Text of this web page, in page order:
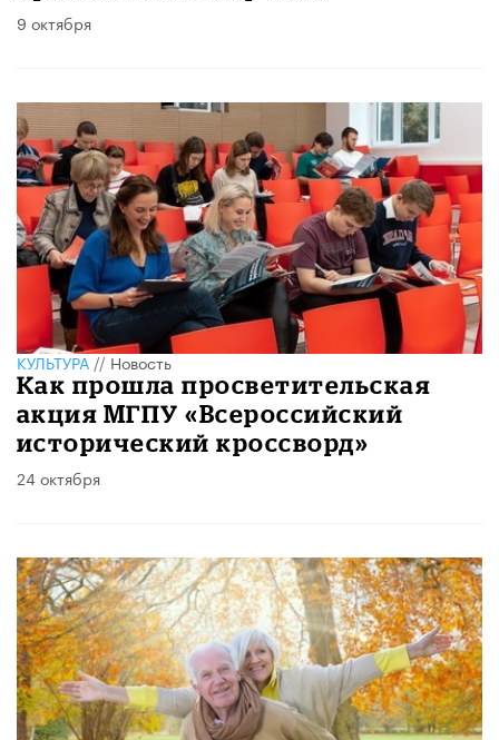
9 октября
КУЛЬТУРА//Новость
Как прошла просветительская
акция МГПУ «Всероссийский
исторический кроссворд»
24 октября